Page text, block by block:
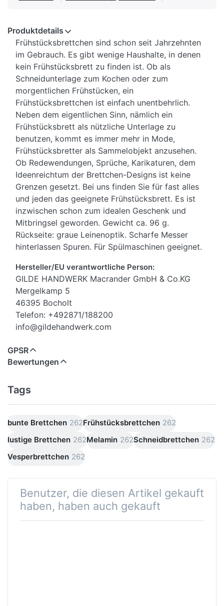
Produktdetails
Frühstücksbrettchen sind schon seit Jahrzehnten
im Gebrauch. Es gibt wenige Haushalte, in denen
kein Frühstücksbrett zu finden ist. Ob als
Schneidunterlage zum Kochen oder zum
morgentlichen Frühstücken, ein
Frühstücksbrettchen ist einfach unentbehrlich.
Neben dem eigentlichen Sinn, nämlich ein
Frühstücksbrett als nützliche Unterlage zu
benutzen, kommt es immer mehr in Mode,
Frühstücksbretter als Sammelobjekt anzusehen.
Ob Redewendungen, Sprüche, Karikaturen, dem
Ideenreichtum der Brettchen-Designs ist keine
Grenzen gesetzt. Bei uns finden Sie für fast alles
und jeden das geeignete Frühstücksbrett. Es ist
inzwischen schon zum idealen Geschenk und
Mitbringsel geworden. Gewicht ca. 96 g.
Rückseite: graue Leinenoptik. Scharfe Messer
hinterlassen Spuren. Für Spülmaschinen geeignet.
Hersteller/EU verantwortliche Person:
GILDE HANDWERK Macrander GmbH & Co.KG
Mergelkamp 5
46395 Bocholt
Telefon: +492871/188200
info@gildehandwerk.com
GPSR
Bewertungen
Tags
bunte Brettchen 262Frühstücksbrettchen 262
lustige Brettchen 262Melamin 262Schneidbrettchen 262
Vesperbrettchen 262
Benutzer, die diesen Artikel gekauft
haben, haben auch gekauft